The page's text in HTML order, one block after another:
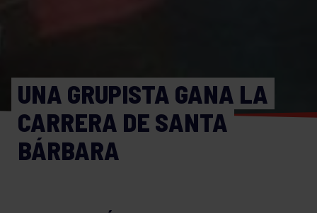
UNA GRUPISTA GANA LA
CARRERA DE SANTA
BÁRBARA